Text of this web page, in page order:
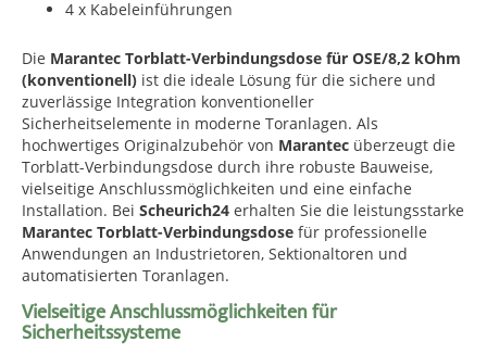
4 x Kabeleinführungen
Die Marantec Torblatt-Verbindungsdose für OSE/8,2 kOhm
(konventionell) ist die ideale Lösung für die sichere und
zuverlässige Integration konventioneller
Sicherheitselemente in moderne Toranlagen. Als
hochwertiges Originalzubehör von Marantec überzeugt die
Torblatt-Verbindungsdose durch ihre robuste Bauweise,
vielseitige Anschlussmöglichkeiten und eine einfache
Installation. Bei Scheurich24 erhalten Sie die leistungsstarke
Marantec Torblatt-Verbindungsdose für professionelle
Anwendungen an Industrietoren, Sektionaltoren und
automatisierten Toranlagen.
Vielseitige Anschlussmöglichkeiten für
Sicherheitssysteme